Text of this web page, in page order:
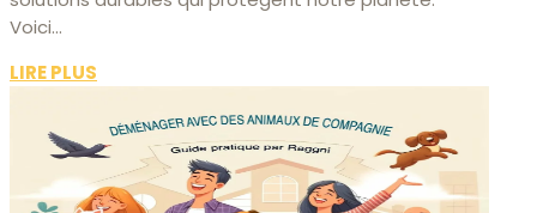
Voici...
LIRE PLUS